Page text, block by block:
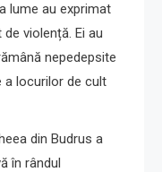
lume au exprimat
violență. Ei au
nepedepsite
locurilor de cult
din Budrus a
în rândul